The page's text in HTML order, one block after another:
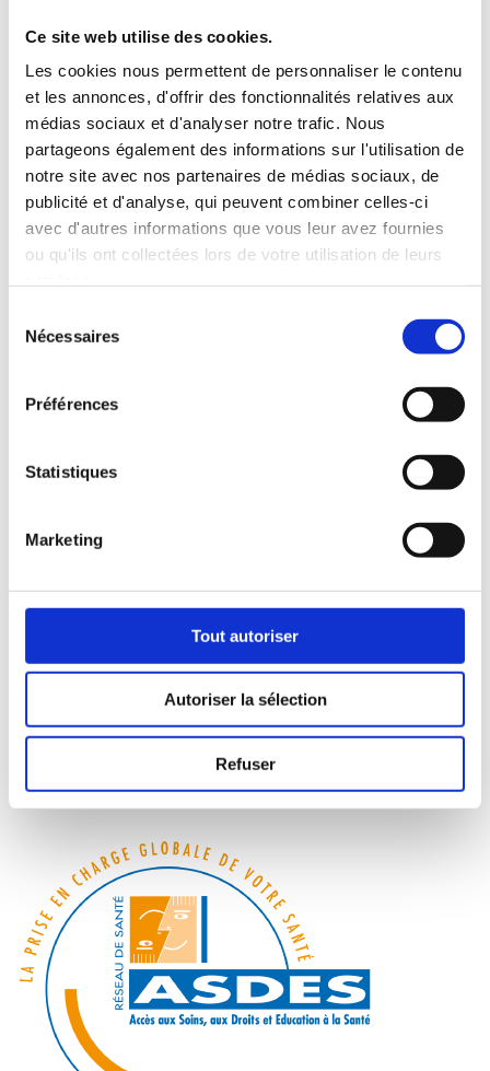
Ce site web utilise des cookies.
Les cookies nous permettent de personnaliser le contenu
et les annonces, d'offrir des fonctionnalités relatives aux
médias sociaux et d'analyser notre trafic. Nous
partageons également des informations sur l'utilisation de
notre site avec nos partenaires de médias sociaux, de
publicité et d'analyse, qui peuvent combiner celles-ci
avec d'autres informations que vous leur avez fournies
ou qu'ils ont collectées lors de votre utilisation de leurs
Nécessaires
Préférences
Statistiques
Marketing
Tout autoriser
Autoriser la sélection
Refuser
prévention
General Health Questionary
Dépendance à l’alcool
Questionnaire de Fagerström
Clairance de la créatinine
Contact
Nous contacter
Adhésion
Demande d’adhésion
Faire une demande d’adhésion
l’association ASDES porteuse du DAC 92
ASDES ? Vous pouvez remplir et envoyer le formulaire ci-dessous.
Votre demande sera examinée et nous vous répondrons dans les
Pour adhérer au DAC 92 Centre – ASDES, merci de télécharger le
bulletin d’adhésion ci-dessous et de nous le renvoyer après l’avoir
Télécharger le bulletin d’adhésion
Vous souhaitez écrire au DAC 92 centre ?
Nous écrire